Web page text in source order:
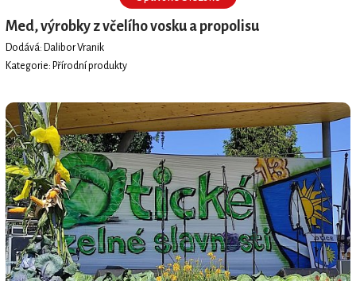
REGIONÁLNÍ ZNAČKA
OPAVSKÉ SLEZSKO regionální produkt®
Med, výrobky z včelího vosku a propolisu
Dodává: Dalibor Vranik
Kategorie: Přírodní produkty